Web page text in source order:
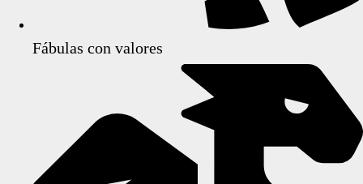
Fábulas con valores